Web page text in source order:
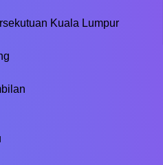
Kuala Lumpur